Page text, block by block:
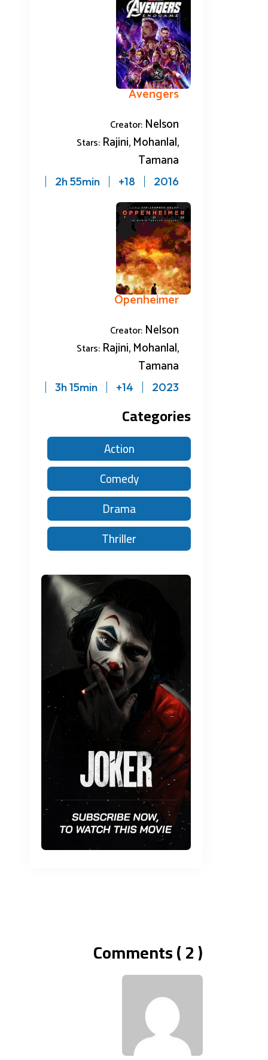
Avengers
Creator: Nelson
Stars: Rajini, Mohanlal,
Tamana
2016
18+
2h 55min
Openheimer
Creator: Nelson
Stars: Rajini, Mohanlal,
Tamana
2023
14+
3h 15min
Categories
Action
Comedy
Drama
Thriller
Comments ( 2 )